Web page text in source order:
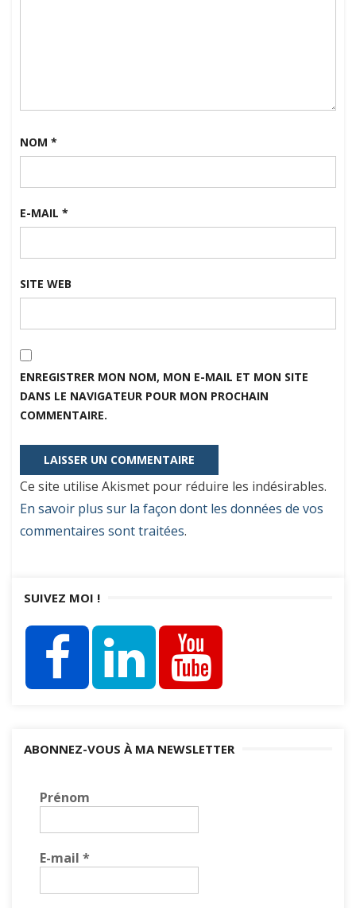
NOM *
E-MAIL *
SITE WEB
ENREGISTRER MON NOM, MON E-MAIL ET MON SITE
DANS LE NAVIGATEUR POUR MON PROCHAIN
COMMENTAIRE.
Ce site utilise Akismet pour réduire les indésirables.
En savoir plus sur la façon dont les données de vos
commentaires sont traitées.
SUIVEZ MOI !
ABONNEZ-VOUS À MA NEWSLETTER
Prénom
E-mail *